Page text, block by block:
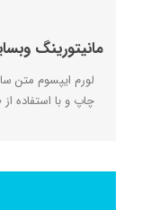
مانیتورینگ
لورم ایپسوم متن
چاپ و با استفاده